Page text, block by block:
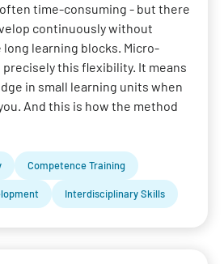
time-consuming - but there
continuously without
learning blocks. Micro-
this flexibility. It means
in small learning units when
And this is how the method
Competence Training
Interdisciplinary Skills